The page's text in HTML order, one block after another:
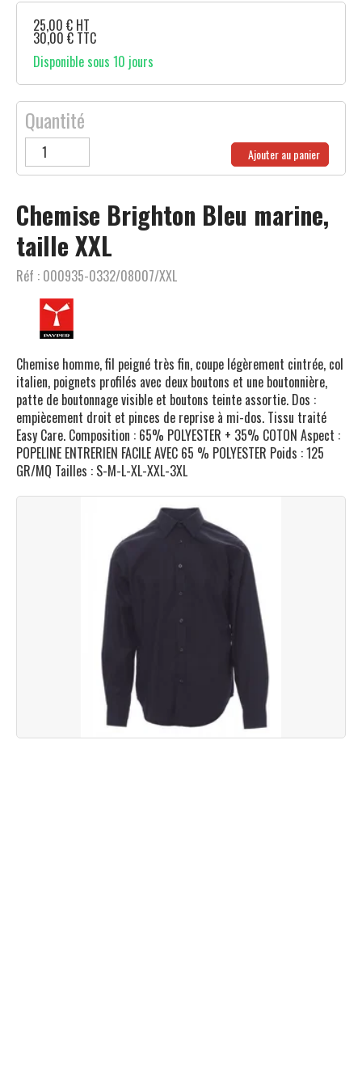
Chemise Brighton Bleu marine,
taille XXL
Réf : 000935-0332/08007/XXL
Chemise homme, fil peigné très fin, coupe légèrement cintrée, col
italien, poignets profilés avec deux boutons et une boutonnière,
patte de boutonnage visible et boutons teinte assortie. Dos :
empiècement droit et pinces de reprise à mi-dos. Tissu traité
Easy Care. Composition : 65% POLYESTER + 35% COTON Aspect :
POPELINE ENTRERIEN FACILE AVEC 65 % POLYESTER Poids : 125
GR/MQ Tailles : S-M-L-XL-XXL-3XL
25,00 € HT
30,00 € TTC
Disponible sous 10 jours
Quantité
Ajouter au panier